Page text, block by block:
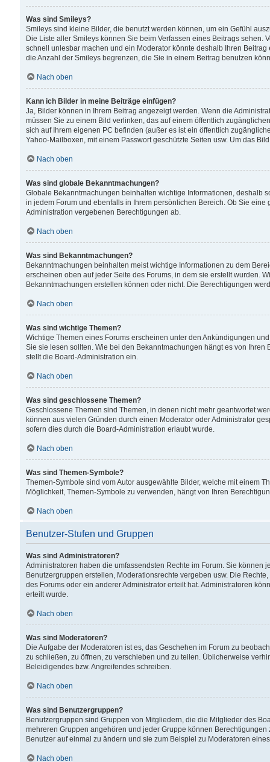
Was sind Smileys?
Smileys sind kleine Bilder, die benutzt werden können, um ein Gefühl
Die Liste aller Smileys können Sie beim Verfassen eines Beitrags
schnell unlesbar machen und ein Moderator könnte deshalb Ihren
die Anzahl der Smileys begrenzen, die Sie in einem Beitrag benutzen
Nach oben
Kann ich Bilder in meine Beiträge einfügen?
Ja, Bilder können in Ihrem Beitrag angezeigt werden. Wenn die
müssen Sie zu einem Bild verlinken, das auf einem öffentlich
sich auf Ihrem eigenen PC befinden (außer es ist ein öffentlich
Yahoo-Mailboxen, mit einem Passwort geschützte Seiten usw. Um das
Nach oben
Was sind globale Bekanntmachungen?
Globale Bekanntmachungen beinhalten wichtige Informationen, deshalb
in jedem Forum und ebenfalls in Ihrem persönlichen Bereich. Ob Sie
Administration vergebenen Berechtigungen ab.
Nach oben
Was sind Bekanntmachungen?
Bekanntmachungen beinhalten meist wichtige Informationen zu dem
erscheinen oben auf jeder Seite des Forums, in dem sie erstellt wurden.
Bekanntmachungen erstellen können oder nicht. Die Berechtigungen
Nach oben
Was sind wichtige Themen?
Wichtige Themen eines Forums erscheinen unter den Ankündigungen
Sie sie lesen sollten. Wie bei den Bekanntmachungen hängt es von
stellt die Board-Administration ein.
Nach oben
Was sind geschlossene Themen?
Geschlossene Themen sind Themen, in denen nicht mehr geantwortet
können aus vielen Gründen durch einen Moderator oder Administrator
sofern dies durch die Board-Administration erlaubt wurde.
Nach oben
Was sind Themen-Symbole?
Themen-Symbole sind vom Autor ausgewählte Bilder, welche mit einem
Möglichkeit, Themen-Symbole zu verwenden, hängt von Ihren
Nach oben
Benutzer-Stufen und Gruppen
Was sind Administratoren?
Administratoren haben die umfassendsten Rechte im Forum. Sie können
Benutzergruppen erstellen, Moderationsrechte vergeben usw. Die
des Forums oder ein anderer Administrator erteilt hat. Administratoren
erteilt wurde.
Nach oben
Was sind Moderatoren?
Die Aufgabe der Moderatoren ist es, das Geschehen im Forum zu
zu schließen, zu öffnen, zu verschieben und zu teilen. Üblicherweise
Beleidigendes bzw. Angreifendes schreiben.
Nach oben
Was sind Benutzergruppen?
Benutzergruppen sind Gruppen von Mitgliedern, die die Mitglieder des
mehreren Gruppen angehören und jeder Gruppe können
Benutzer auf einmal zu ändern und sie zum Beispiel zu Moderatoren
Nach oben